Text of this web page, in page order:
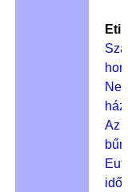
Az